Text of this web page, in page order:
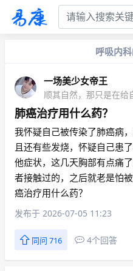
呼吸内
一场美少女帝王
顺其自然，那只是在给
肺癌治疗用什么药？
我怀疑自己被传染了肺癌病
且还有些发烧，怀疑自己患
他症状，这几天胸部有点痛
者接触过的，之后就老是怕
癌治疗用什么药？
发布于 2026-07-05 11:23
同问 716 4个回答